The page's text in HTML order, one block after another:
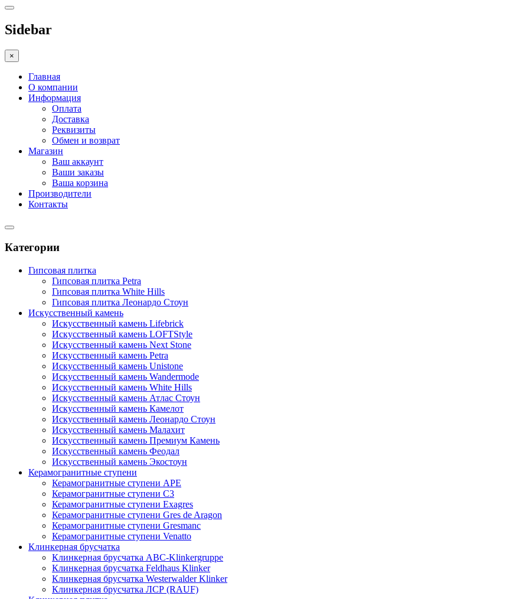
Sidebar
×
Главная
О компании
Информация
Оплата
Доставка
Реквизиты
Обмен и возврат
Магазин
Ваш аккаунт
Ваши заказы
Ваша корзина
Производители
Контакты
Категории
Гипсовая плитка
Гипсовая плитка Petra
Гипсовая плитка White Hills
Гипсовая плитка Леонардо Стоун
Искусственный камень
Искусственный камень Lifebrick
Искусственный камень LOFTStyle
Искусственный камень Next Stone
Искусственный камень Petra
Искусственный камень Unistone
Искусственный камень Wandermode
Искусственный камень White Hills
Искусственный камень Атлас Стоун
Искусственный камень Камелот
Искусственный камень Леонардо Стоун
Искусственный камень Малахит
Искусственный камень Премиум Камень
Искусственный камень Феодал
Искусственный камень Экостоун
Керамогранитные ступени
Керамогранитные ступени APE
Керамогранитные ступени C3
Керамогранитные ступени Exagres
Керамогранитные ступени Gres de Aragon
Керамогранитные ступени Gresmanc
Керамогранитные ступени Venatto
Клинкерная брусчатка
Клинкерная брусчатка ABC-Klinkergruppe
Клинкерная брусчатка Feldhaus Klinker
Клинкерная брусчатка Westerwalder Klinker
Клинкерная брусчатка ЛСР (RAUF)